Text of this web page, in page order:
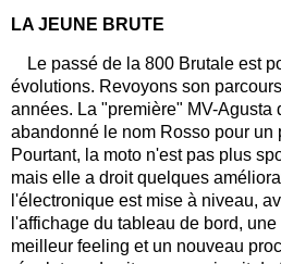
LA JEUNE BRUTE
Le passé de la 800 Brutale est
évolutions. Revoyons son
années. La "première" MV-Agusta
abandonné le nom Rosso pour un
Pourtant, la moto n'est pas plus
mais elle a droit quelques
l'électronique est mise à niveau,
l'affichage du tableau de bord,
meilleur feeling et un nouveau